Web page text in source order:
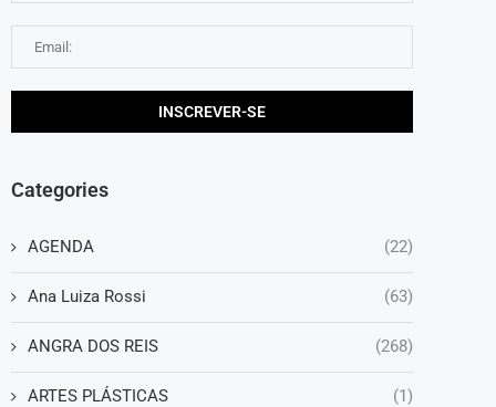
Categories
AGENDA (22)
Ana Luiza Rossi (63)
ANGRA DOS REIS (268)
ARTES PLÁSTICAS (1)